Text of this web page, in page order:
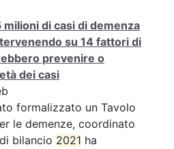
di casi di demenza
su 14 fattori di
prevenire o
dei casi
formalizzato un Tavolo
le demenze, coordinato
bilancio 2021 ha